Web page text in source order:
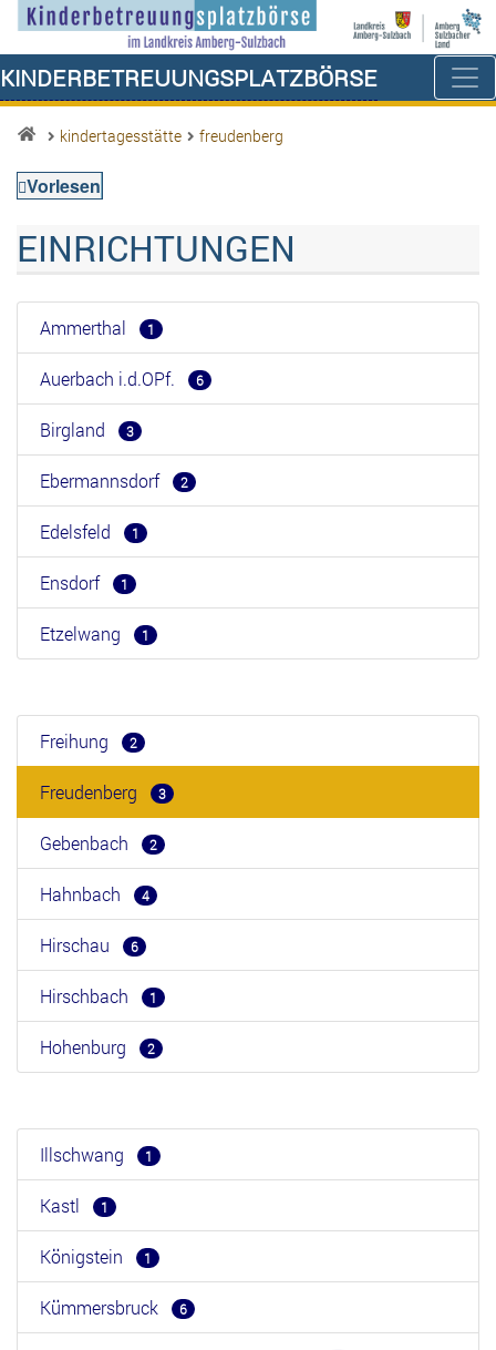
Kinderbetreuungsplatzbörse
kindertagesstätte freudenberg
Vorlesen
EINRICHTUNGEN
Ammerthal 1
Auerbach i.d.OPf. 6
Birgland 3
Ebermannsdorf 2
Edelsfeld 1
Ensdorf 1
Etzelwang 1
Freihung 2
Freudenberg 3
Gebenbach 2
Hahnbach 4
Hirschau 6
Hirschbach 1
Hohenburg 2
Illschwang 1
Kastl 1
Königstein 1
Kümmersbruck 6